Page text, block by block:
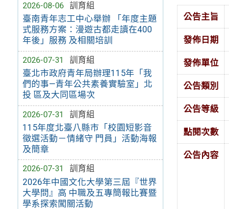
2026-08-06
訓育組
臺南青年志工中心舉辦 「年度主題
式服務方案：漫遊古都走讀在400
年後」服務 及相關培訓
2026-07-31
訓育組
臺北市政府青年局辦理115年「我
們的事—青年公共素養實驗室」北
投 區及大同區場次
2026-07-31
訓育組
115年度北臺八縣市「校園短影音
徵選活動－情緒守 門員」活動海報
及簡章
2026-07-31
訓育組
2026年中國文化大學第三屆『世界
大學問』高 中職及五專簡報比賽暨
學系探索闖關活動
公告主旨
發佈日期
發佈單位
公告類別
公告等級
點閱次數
公告內容